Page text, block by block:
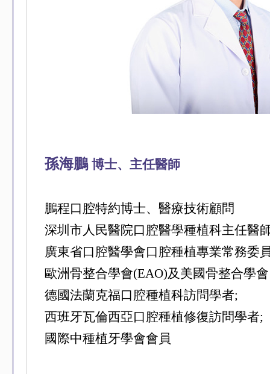
孫海鵬 博士、主任醫師
鵬程口腔特約博士、醫療技術顧問
深圳市人民醫院口腔醫學種植科主任醫
廣東省口腔醫學會口腔種植專業常務委
歐洲骨整合學會(EAO)及美國骨整合學
德國法蘭克福口腔種植科訪問學者;
西班牙瓦倫西亞口腔種植修復訪問學者;
國際中種植牙學會會員